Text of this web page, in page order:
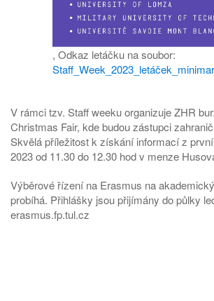
, Odkaz letáčku na soubor:
V rámci tzv. Staff weeku organizuje ZHR
Christmas Fair, kde budou zástupci
Skvělá příležitost k získání informací z
2023 od 11.30 do 12.30 hod v menze
Výběrové řízení na Erasmus na
probíhá. Přihlášky jsou přijímány do půlky
erasmus.fp.tul.cz